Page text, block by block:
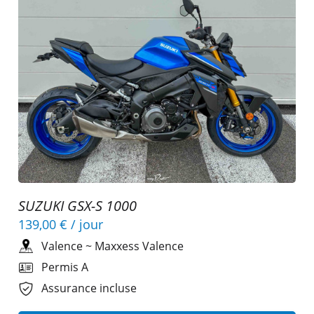
SUZUKI GSX-S 1000
139,00 € / jour
Valence~ Maxxess Valence
Permis A
Assurance incluse